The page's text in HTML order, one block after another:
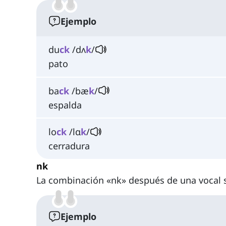
Ejemplo
duck /dʌk/
pato
back /bæk/
espalda
lock /lɑk/
cerradura
nk
La combinación «nk» después de una vocal
Ejemplo